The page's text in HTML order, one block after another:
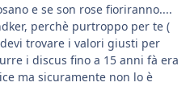
e se son rose fioriranno....
perchè purtroppo per te (
trovare i valori giusti per
i discus fino a 15 anni fà era
ma sicuramente non lo è